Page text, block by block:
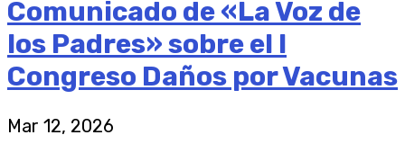
Comunicado de «La Voz de
los Padres» sobre el I
Congreso Daños por Vacunas
Mar 12, 2026